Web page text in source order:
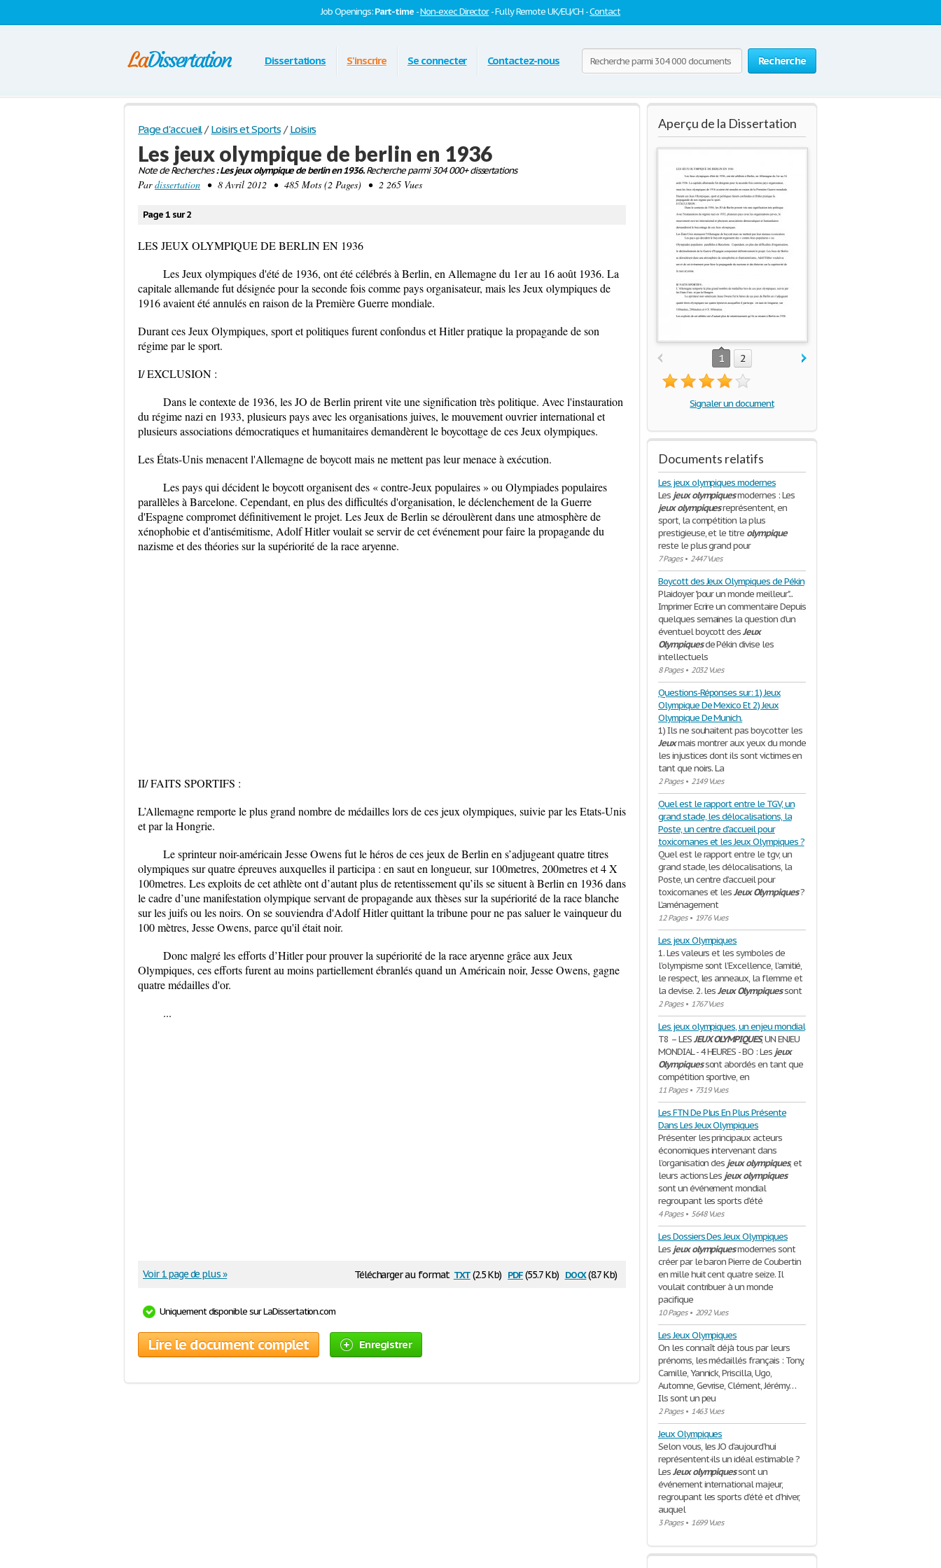
Job Openings:Part-time -Non-exec Director- Fully Remote UK/EU/CH -Contact
Recherche
Dissertations S'inscrire Se connecter Contactez-nous
Page d'accueil / Loisirs et Sports / Loisirs
Les jeux olympique de berlin en 1936
Note de Recherches: Les jeux olympique de berlin en 1936.Recherche parmi 304 000+ dissertations
Pardissertation • 8 Avril 2012 • 485 Mots (2 Pages) • 2 265 Vues
Page 1 sur 2
LES JEUX OLYMPIQUE DE BERLIN EN 1936
Les Jeux olympiques d'été de 1936, ont été célébrés à Berlin, en Allemagne du 1er au 16 août 1936. La
capitale allemande fut désignée pour la seconde fois comme pays organisateur, mais les Jeux olympiques de
1916 avaient été annulés en raison de la Première Guerre mondiale.
Durant ces Jeux Olympiques, sport et politiques furent confondus et Hitler pratique la propagande de son
régime par le sport.
I/ EXCLUSION :
Dans le contexte de 1936, les JO de Berlin prirent vite une signification très politique. Avec l'instauration
du régime nazi en 1933, plusieurs pays avec les organisations juives, le mouvement ouvrier international et
plusieurs associations démocratiques et humanitaires demandèrent le boycottage de ces Jeux olympiques.
Les États-Unis menacent l'Allemagne de boycott mais ne mettent pas leur menace à exécution.
Les pays qui décident le boycott organisent des « contre-Jeux populaires » ou Olympiades populaires
parallèles à Barcelone. Cependant, en plus des difficultés d'organisation, le déclenchement de la Guerre
d'Espagne compromet définitivement le projet. Les Jeux de Berlin se déroulèrent dans une atmosphère de
xénophobie et d'antisémitisme, Adolf Hitler voulait se servir de cet événement pour faire la propagande du
nazisme et des théories sur la supériorité de la race aryenne.
II/ FAITS SPORTIFS :
L’Allemagne remporte le plus grand nombre de médailles lors de ces jeux olympiques, suivie par les Etats-Unis
et par la Hongrie.
Le sprinteur noir-américain Jesse Owens fut le héros de ces jeux de Berlin en s’adjugeant quatre titres
olympiques sur quatre épreuves auxquelles il participa : en saut en longueur, sur 100metres, 200metres et 4 X
100metres. Les exploits de cet athlète ont d’autant plus de retentissement qu’ils se situent à Berlin en 1936 dans
le cadre d’une manifestation olympique servant de propagande aux thèses sur la supériorité de la race blanche
sur les juifs ou les noirs. On se souviendra d'Adolf Hitler quittant la tribune pour ne pas saluer le vainqueur du
100 mètres, Jesse Owens, parce qu'il était noir.
Donc malgré les efforts d’Hitler pour prouver la supériorité de la race aryenne grâce aux Jeux
Olympiques, ces efforts furent au moins partiellement ébranlés quand un Américain noir, Jesse Owens, gagne
quatre médailles d'or.
...
Télécharger au format txt(2.5 Kb) pdf(55.7 Kb) docx(8.7 Kb)
Voir 1 page de plus »
Uniquement disponible sur LaDissertation.com
Lire le document complet Enregistrer
Aperçu de la Dissertation
1 2
Signaler un document
Documents relatifs
Les jeux olympiques modernes
Les jeux olympiquesmodernes : Les
jeux olympiquesreprésentent, en
sport, la compétition la plus
prestigieuse, et le titre olympique
reste le plus grand pour
7 Pages• 2447 Vues
Boycott des Jeux Olympiques de Pékin
Plaidoyer "pour un monde meilleur"...
Imprimer Ecrire un commentaire Depuis
quelques semaines la question d’un
éventuel boycott desJeux
Olympiquesde Pékin divise les
intellectuels
8 Pages• 2032 Vues
Questions-Réponses sur: 1) Jeux
Olympique De Mexico Et 2) Jeux
Olympique De Munich.
1) Ils ne souhaitent pas boycotter les
Jeuxmais montrer aux yeux du monde
les injustices dont ils sont victimes en
tant que noirs. La
2 Pages• 2149 Vues
Quel est le rapport entre le TGV, un
grand stade, les délocalisations, la
Poste, un centre d'accueil pour
toxicomanes et les Jeux Olympiques ?
Quel est le rapport entre le tgv, un
grand stade, les délocalisations, la
Poste, un centre d’accueil pour
toxicomanes et lesJeux Olympiques?
L’aménagement
12 Pages• 1976 Vues
Les jeux Olympiques
1. Les valeurs et les symboles de
l’olympisme sont l’Excellence, l’amitié,
le respect, les anneaux, la flemme et
la devise. 2. lesJeux Olympiquessont
2 Pages• 1767 Vues
Les jeux olympiques, un enjeu mondial
T8 – LESJEUXOLYMPIQUES, UN ENJEU
MONDIAL - 4 HEURES - BO : Les jeux
Olympiquessont abordés en tant que
compétition sportive, en
11 Pages• 7319 Vues
Les FTN De Plus En Plus Présente
Dans Les Jeux Olympiques
Présenter les principaux acteurs
économiques intervenant dans
l’organisation des jeux olympiques, et
leurs actions Les jeux olympiques
sont un événement mondial
regroupant les sports d’été
4 Pages• 5648 Vues
Les Dossiers Des Jeux Olympiques
Les jeux olympiquesmodernes sont
créer par le baron Pierre de Coubertin
en mille huit cent quatre seize. Il
voulait contribuer à un monde
pacifique
10 Pages• 2092 Vues
Les Jeux Olympiques
On les connaît déjà tous par leurs
prénoms, les médaillés français : Tony,
Camille, Yannick, Priscilla, Ugo,
Automne, Gevrise, Clément, Jérémy…
Ils sont un peu
2 Pages• 1463 Vues
Jeux Olympiques
Selon vous, les JO d’aujourd’hui
représentent-ils un idéal estimable ?
LesJeux olympiquessont un
événement international majeur,
regroupant les sports d’été et d’hiver,
auquel
3 Pages• 1699 Vues